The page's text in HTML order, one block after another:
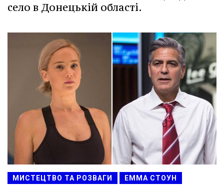
село в Донецькій області.
МИСТЕЦТВО ТА РОЗВАГИ ЕММА СТОУН